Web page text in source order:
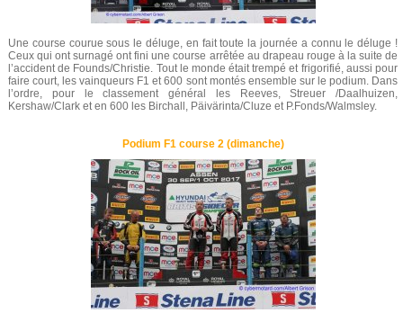
Une course courue sous le déluge, en fait toute la journée a connu le déluge !
Ceux qui ont surnagé ont fini une course arrêtée au drapeau rouge à la suite de
l’accident de Founds/Christie. Tout le monde était trempé et frigorifié, aussi pour
faire court, les vainqueurs F1 et 600 sont montés ensemble sur le podium. Dans
l’ordre, pour le classement général les Reeves, Streuer /Daalhuizen,
Kershaw/Clark et en 600 les Birchall, Päivärinta/Cluze et P.Fonds/Walmsley.
Podium F1 course 2 (dimanche)